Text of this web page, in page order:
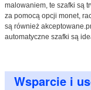
malowaniem, te szafki są
za pomocą opcji monet,
są również
automatyczne szafki są
Wsparcie i